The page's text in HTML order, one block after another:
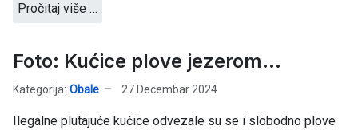
Pročitaj više …
Foto: Kućice plove jezerom...
Kategorija: Obale 27 Decembar 2024
Ilegalne plutajuće kućice odvezale su se i slobodno plove